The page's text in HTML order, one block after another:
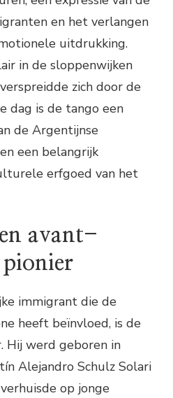
en het verlangen
uitdrukking.
in de sloppenwijken
zich door de
dag is de tango een
de Argentijnse
een belangrijk
erfgoed van het
avant-
pionier
immigrant die de
heeft beïnvloed, is de
Hij werd geboren in
Alejandro Schulz Solari
op jonge